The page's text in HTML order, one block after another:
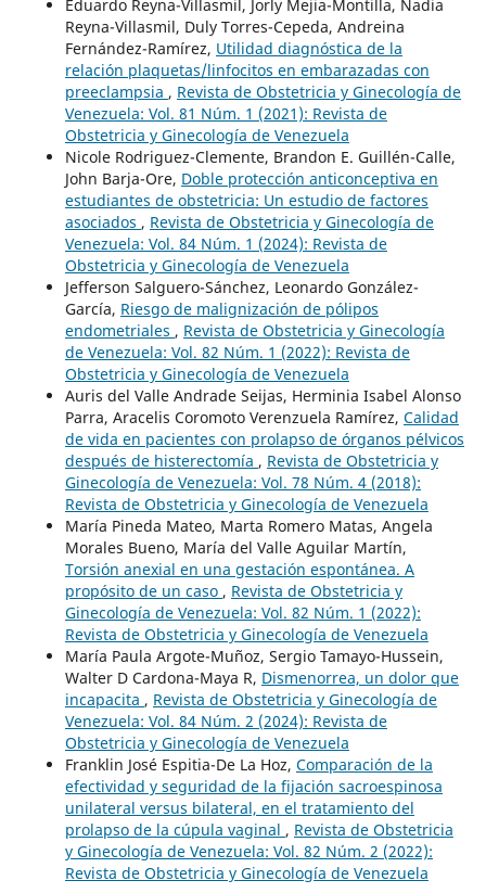
Eduardo Reyna-Villasmil, Jorly Mejia-Montilla, Nadia
Reyna-Villasmil, Duly Torres-Cepeda, Andreina
Fernández-Ramírez, Utilidad diagnóstica de la
relación plaquetas/linfocitos en embarazadas con
preeclampsia , Revista de Obstetricia y Ginecología de
Venezuela: Vol. 81 Núm. 1 (2021): Revista de
Obstetricia y Ginecología de Venezuela
Nicole Rodriguez-Clemente, Brandon E. Guillén-Calle,
John Barja-Ore, Doble protección anticonceptiva en
estudiantes de obstetricia: Un estudio de factores
asociados , Revista de Obstetricia y Ginecología de
Venezuela: Vol. 84 Núm. 1 (2024): Revista de
Obstetricia y Ginecología de Venezuela
Jefferson Salguero-Sánchez, Leonardo González-
García, Riesgo de malignización de pólipos
endometriales , Revista de Obstetricia y Ginecología
de Venezuela: Vol. 82 Núm. 1 (2022): Revista de
Obstetricia y Ginecología de Venezuela
Auris del Valle Andrade Seijas, Herminia Isabel Alonso
Parra, Aracelis Coromoto Verenzuela Ramírez, Calidad
de vida en pacientes con prolapso de órganos pélvicos
después de histerectomía , Revista de Obstetricia y
Ginecología de Venezuela: Vol. 78 Núm. 4 (2018):
Revista de Obstetricia y Ginecología de Venezuela
María Pineda Mateo, Marta Romero Matas, Angela
Morales Bueno, María del Valle Aguilar Martín,
Torsión anexial en una gestación espontánea. A
propósito de un caso , Revista de Obstetricia y
Ginecología de Venezuela: Vol. 82 Núm. 1 (2022):
Revista de Obstetricia y Ginecología de Venezuela
María Paula Argote-Muñoz, Sergio Tamayo-Hussein,
Walter D Cardona-Maya R, Dismenorrea, un dolor que
incapacita , Revista de Obstetricia y Ginecología de
Venezuela: Vol. 84 Núm. 2 (2024): Revista de
Obstetricia y Ginecología de Venezuela
Franklin José Espitia-De La Hoz, Comparación de la
efectividad y seguridad de la fijación sacroespinosa
unilateral versus bilateral, en el tratamiento del
prolapso de la cúpula vaginal , Revista de Obstetricia
y Ginecología de Venezuela: Vol. 82 Núm. 2 (2022):
Revista de Obstetricia y Ginecología de Venezuela